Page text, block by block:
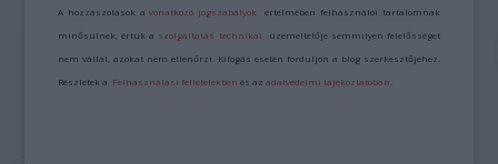
A hozzászólások avonatkozó jogszabályok értelmében felhasználói tartalomnak
minősülnek, értük a szolgáltatás technikai üzemeltetője semmilyen felelősséget
nem vállal, azokat nem ellenőrzi. Kifogás esetén forduljon a blog szerkesztőjéhez.
Részletek a Felhasználási feltételekben és azadatvédelmi tájékoztatóban